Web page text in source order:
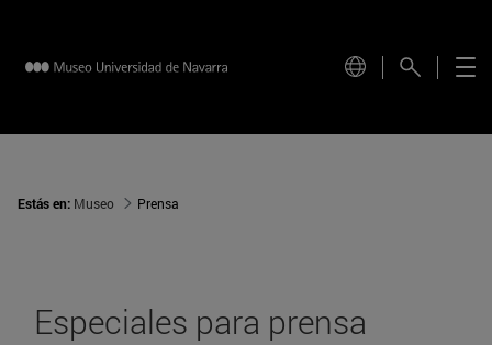
Estás en: Museo Prensa
Especiales para prensa